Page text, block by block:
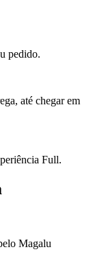
pedido.
até chegar em
Full.
Magalu